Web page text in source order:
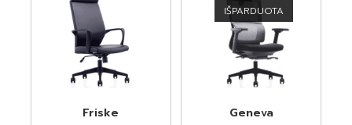
Friske
IŠPARDUOTA
Geneva